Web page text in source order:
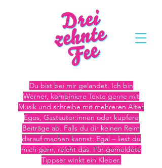
Du bist bei mir gelandet. Ich bin
Werner, kombiniere Texte gerne mit
Musik und schreibe mit mehreren Alter
Egos, Gastautor:innen oder kupfere
Beiträge ab. Falls du dir keinen Reim
darauf machen kannst: Egal – liest du
mich gern, reicht das. Für gemeldete
Tippser winkt ein Kleber.